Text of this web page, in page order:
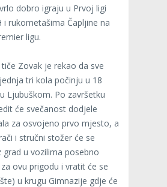
dobro igraju u Prvoj ligi
i rukometašima Čapljine na
ligu.
Zovak je rekao da sve
tri kola počinju u 18
Ljubuškom. Po završetku
će svečanost dodjele
za osvojeno prvo mjesto, a
i stručni stožer će se
u vozilima posebno
ovu prigodu i vratit će se
u krugu Gimnazije gdje će